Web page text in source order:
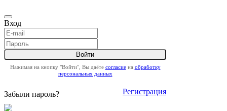
Вход
Нажимая на кнопку "Войти", Вы даёте согласиена обработку
персональных данных
Забыли пароль? Регистрация